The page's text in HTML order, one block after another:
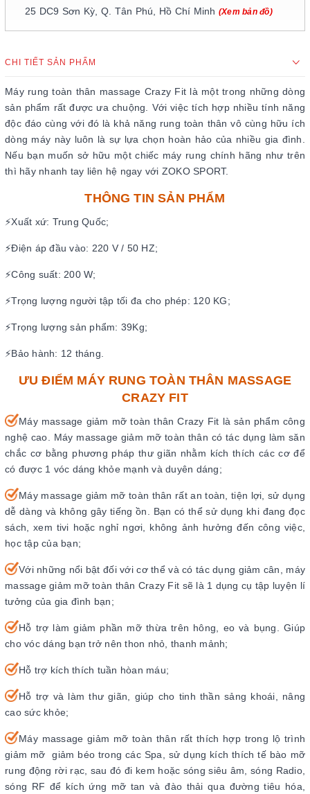
25 DC9 Sơn Kỳ, Q. Tân Phú, Hồ Chí Minh (Xem bản đồ)
CHI TIẾT SẢN PHẨM
Máy rung toàn thân massage Crazy Fit là một trong những dòng
sản phẩm rất được ưa chuộng. Với việc tích hợp nhiều tính năng
độc đáo cùng với đó là khả năng rung toàn thân vô cùng hữu ích
dòng máy này luôn là sự lựa chọn hoàn hảo của nhiều gia đình.
Nếu bạn muốn sở hữu một chiếc máy rung chính hãng như trên
thì hãy nhanh tay liên hệ ngay với ZOKO SPORT.
THÔNG TIN SẢN PHẨM
⚡Xuất xứ: Trung Quốc;
⚡Điện áp đầu vào: 220 V / 50 HZ;
⚡Công suất: 200 W;
⚡Trọng lượng người tập tối đa cho phép: 120 KG;
⚡Trọng lượng sản phẩm: 39Kg;
⚡Bảo hành: 12 tháng.
ƯU ĐIỂM MÁY RUNG TOÀN THÂN MASSAGE
CRAZY FIT
Máy massage giảm mỡ toàn thân Crazy Fit là sản phẩm công
nghệ cao. Máy massage giảm mỡ toàn thân có tác dụng làm săn
chắc cơ bằng phương pháp thư giãn nhằm kích thích các cơ để
có được 1 vóc dáng khỏe mạnh và duyên dáng;
Máy massage giảm mỡ toàn thân rất an toàn, tiện lợi, sử dụng
dễ dàng và không gây tiếng ồn. Bạn có thể sử dụng khi đang đọc
sách, xem tivi hoặc nghỉ ngơi, không ảnh hưởng đến công việc,
học tập của bạn;
Với những nổi bật đối với cơ thể và có tác dụng giảm cân, máy
massage giảm mỡ toàn thân Crazy Fit sẽ là 1 dụng cụ tập luyện lí
tưởng của gia đình bạn;
Hỗ trợ làm giảm phần mỡ thừa trên hông, eo và bụng. Giúp
cho vóc dáng bạn trở nên thon nhỏ, thanh mảnh;
Hỗ trợ kích thích tuần hòan máu;
Hỗ trợ và làm thư giãn, giúp cho tinh thần sảng khoái, nâng
cao sức khỏe;
Máy massage giảm mỡ toàn thân rất thích hợp trong lộ trình
giảm mỡ giảm béo trong các Spa, sử dụng kích thích tế bào mỡ
rung động rời rạc, sau đó đi kem hoặc sóng siêu âm, sóng Radio,
sóng RF để kích ứng mỡ tan và đào thải qua đường tiêu hóa,